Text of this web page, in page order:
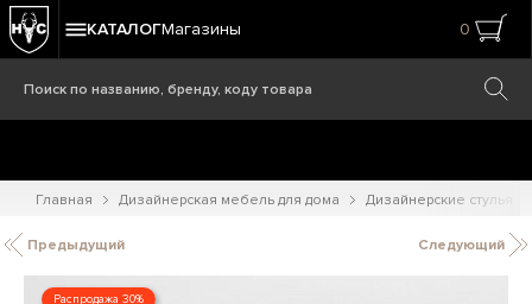
КАТАЛОГМагазины 0
Главная Дизайнерская мебель для дома Дизайнерские стулья
Предыдущий Следующий
Распродажа 30%